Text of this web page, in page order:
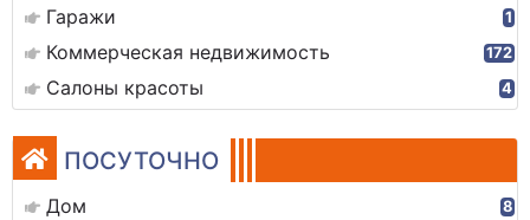
Гаражи 1
Коммерческая недвижимость 172
Салоны красоты 4
ПОСУТОЧНО
Дом 8